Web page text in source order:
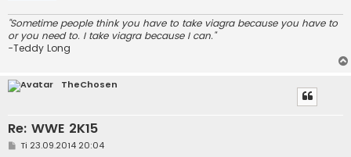
"Sometime people think you have to take viagra because you have to
or you need to. I take viagra because I can."
-Teddy Long
TheChosen
Re: WWE 2K15
VTi 23.09.2014 20:04